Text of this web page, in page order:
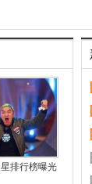
排行榜曝光